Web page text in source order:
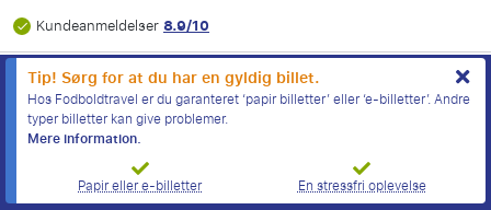
Kundeanmeldelser8.9/10
Tip! Sørg for at du har en gyldig billet.
Hos Fodboldtravel er du garanteret ‘papir billetter’ eller ‘e-billetter’. Andre
typer billetter kan give problemer.
Mere information.
Papir eller e-billetter
En stressfri oplevelse